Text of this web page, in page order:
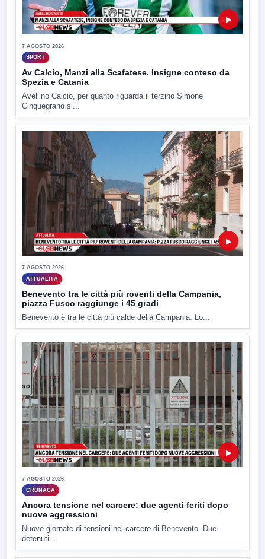
▶
7 AGOSTO 2026
SPORT
Av Calcio, Manzi alla Scafatese. Insigne conteso da
Spezia e Catania
Avellino Calcio, per quanto riguarda il terzino Simone
Cinquegrano si...
▶
7 AGOSTO 2026
ATTUALITÀ
Benevento tra le città più roventi della Campania,
piazza Fusco raggiunge i 45 gradi
Benevento è tra le città più calde della Campania. Lo...
▶
7 AGOSTO 2026
CRONACA
Ancora tensione nel carcere: due agenti feriti dopo
nuove aggressioni
Nuove giornate di tensioni nel carcere di Benevento. Due
detenuti...